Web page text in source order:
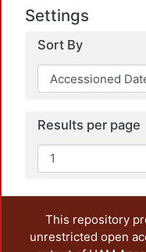
Settings
Sort By
Results per page
This repository
unrestricted open